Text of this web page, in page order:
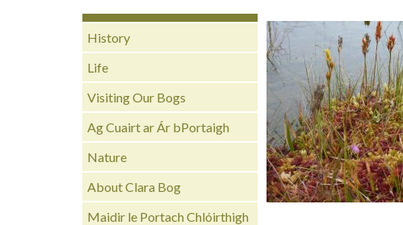
History
Life
Visiting Our Bogs
Ag Cuairt ar Ár bPortaigh
Nature
About Clara Bog
Maidir le Portach Chlóirthigh